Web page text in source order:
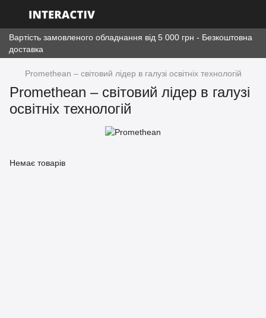
Вартість замовленого обладнання від 5 000 грн - Безкоштовна
доставка
Promethean – світовий лідер в галузі освітніх технологій
Promethean – світовий лідер в галузі
освітніх технологій
Немає товарів